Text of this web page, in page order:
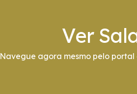
Ver
Navegue agora mesmo pelo